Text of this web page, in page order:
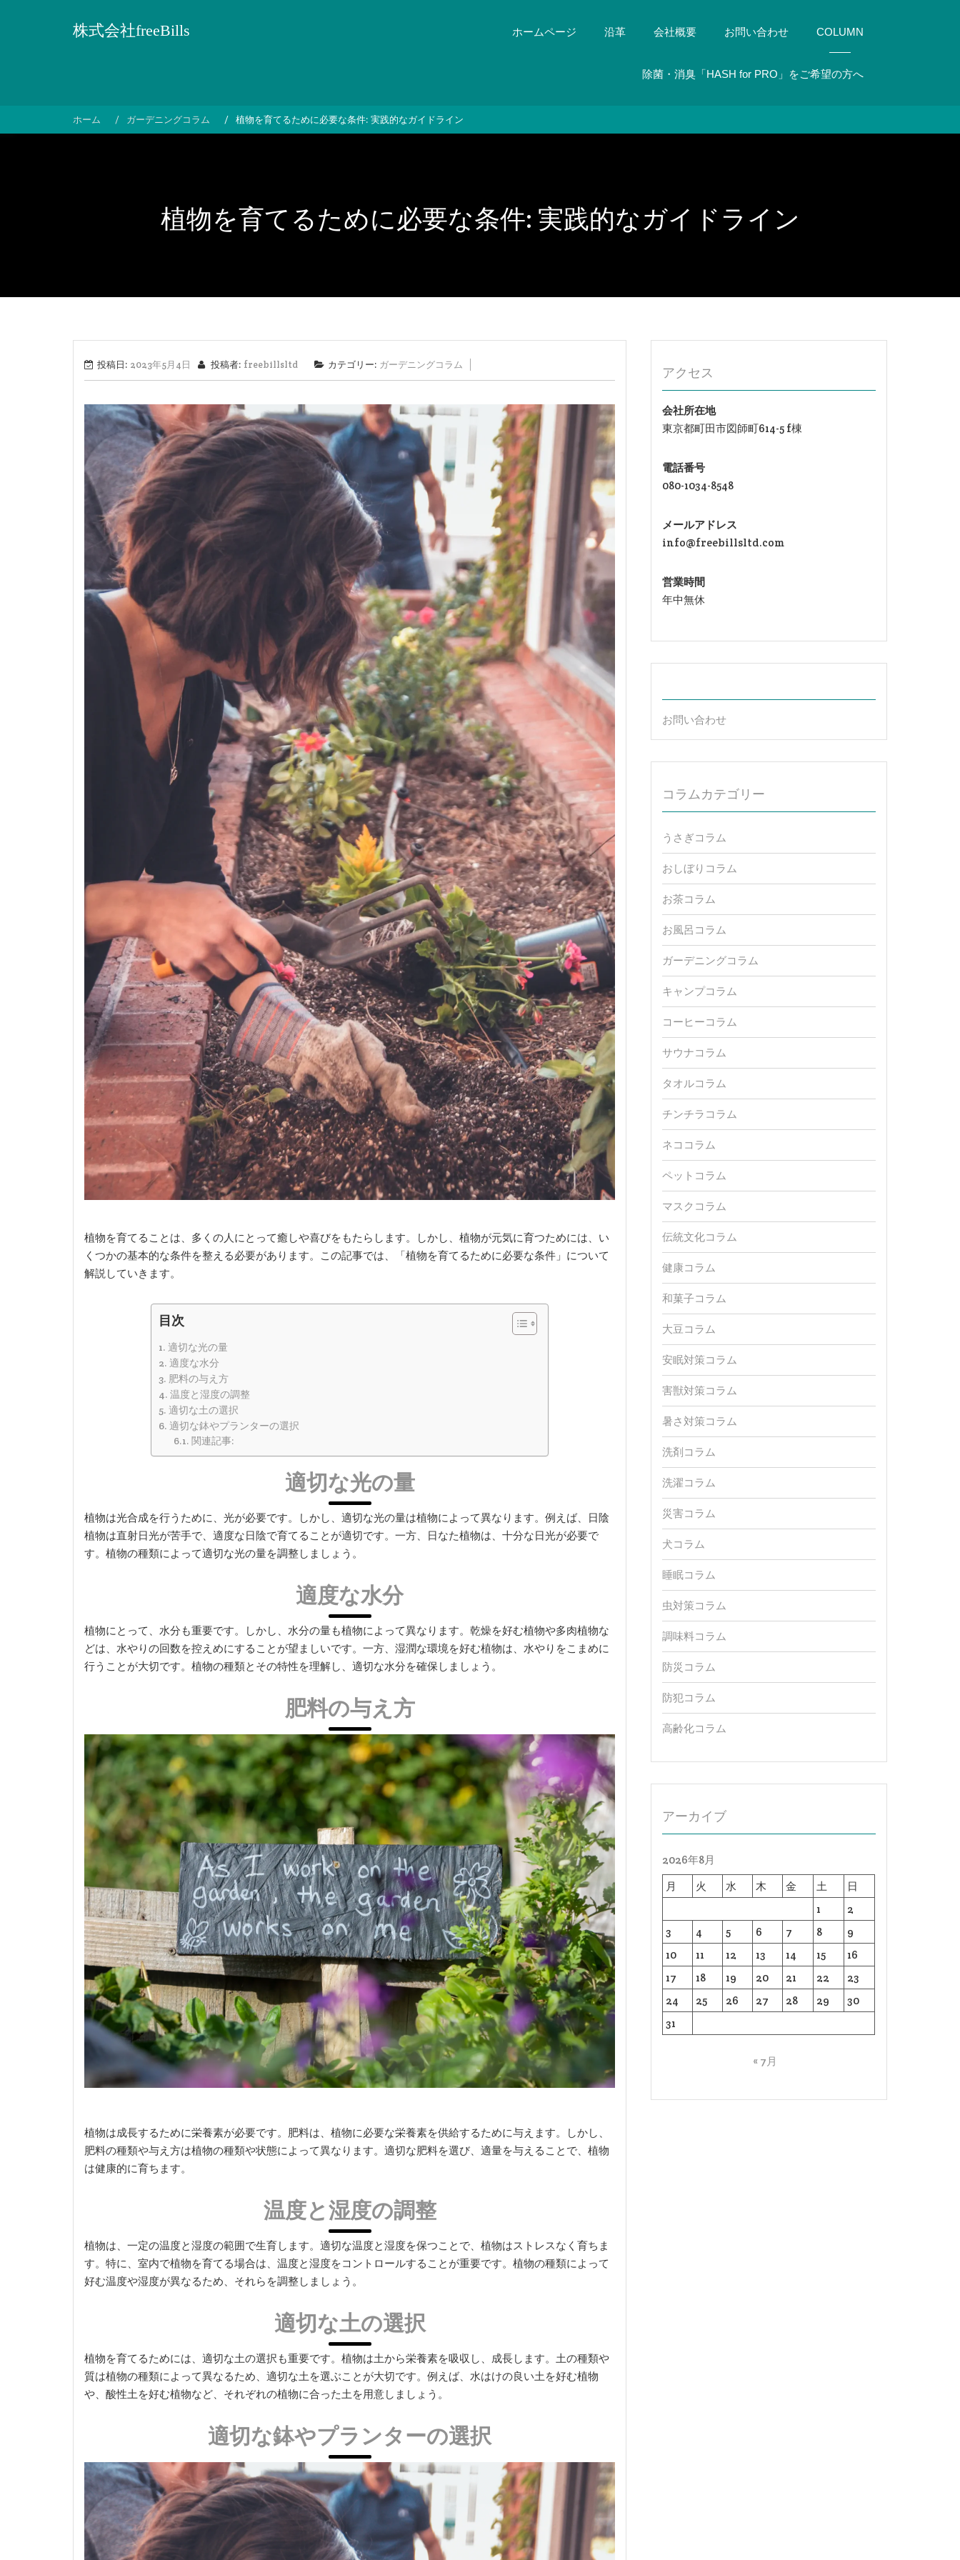
キ
株式会社freeBills ホームページ 沿革 会社概要 お問い合わせ COLUMN
除菌・消臭「HASH for PRO」をご希望の方へ
ホーム ガーデニングコラム 植物を育てるために必要な条件: 実践的なガイドライン
植物を育てるために必要な条件: 実践的なガイドライン
投稿日: 2023年5月4日 投稿者: freebillsltd カテゴリー: ガーデニングコラム
植物を育てることは、多くの人にとって癒しや喜びをもたらします。しかし、植物が元気に育つためには、い
くつかの基本的な条件を整える必要があります。この記事では、「植物を育てるために必要な条件」について
解説していきます。
目次
適切な光の量
適度な水分
肥料の与え方
温度と湿度の調整
適切な土の選択
適切な鉢やプランターの選択
関連記事:
適切な光の量
植物は光合成を行うために、光が必要です。しかし、適切な光の量は植物によって異なります。例えば、日陰
植物は直射日光が苦手で、適度な日陰で育てることが適切です。一方、日なた植物は、十分な日光が必要で
す。植物の種類によって適切な光の量を調整しましょう。
適度な水分
植物にとって、水分も重要です。しかし、水分の量も植物によって異なります。乾燥を好む植物や多肉植物な
どは、水やりの回数を控えめにすることが望ましいです。一方、湿潤な環境を好む植物は、水やりをこまめに
行うことが大切です。植物の種類とその特性を理解し、適切な水分を確保しましょう。
肥料の与え方
植物は成長するために栄養素が必要です。肥料は、植物に必要な栄養素を供給するために与えます。しかし、
肥料の種類や与え方は植物の種類や状態によって異なります。適切な肥料を選び、適量を与えることで、植物
は健康的に育ちます。
温度と湿度の調整
植物は、一定の温度と湿度の範囲で生育します。適切な温度と湿度を保つことで、植物はストレスなく育ちま
す。特に、室内で植物を育てる場合は、温度と湿度をコントロールすることが重要です。植物の種類によって
好む温度や湿度が異なるため、それらを調整しましょう。
適切な土の選択
植物を育てるためには、適切な土の選択も重要です。植物は土から栄養素を吸収し、成長します。土の種類や
質は植物の種類によって異なるため、適切な土を選ぶことが大切です。例えば、水はけの良い土を好む植物
や、酸性土を好む植物など、それぞれの植物に合った土を用意しましょう。
適切な鉢やプランターの選択
アクセス
会社所在地
東京都町田市図師町614-5 f棟
電話番号
080-1034-8548
メールアドレス
info@freebillsltd.com
営業時間
年中無休
お問い合わせ
コラムカテゴリー
うさぎコラム
おしぼりコラム
お茶コラム
お風呂コラム
ガーデニングコラム
キャンプコラム
コーヒーコラム
サウナコラム
タオルコラム
チンチラコラム
ネココラム
ペットコラム
マスクコラム
伝統文化コラム
健康コラム
和菓子コラム
大豆コラム
安眠対策コラム
害獣対策コラム
暑さ対策コラム
洗剤コラム
洗濯コラム
災害コラム
犬コラム
睡眠コラム
虫対策コラム
調味料コラム
防災コラム
防犯コラム
高齢化コラム
アーカイブ
2026年8月
月
火 水 木 金 土
日
1
2
3
4 5 6 7 8
9
10
11 12 13 14 15
16
17
18 19 20 21 22
23
24
25 26 27 28 29
30
31
« 7月